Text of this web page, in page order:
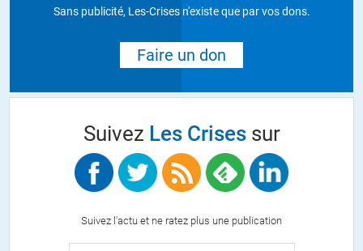
Sans publicité, Les-Crises n'existe que par vos dons.
Faire un don
Suivez Les Crisessur
Suivez l'actu et ne ratez plus une publication